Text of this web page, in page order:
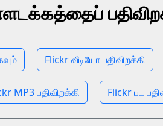
Flickr வீடியோ பதிவிறக்கி
MP3 பதிவிறக்கி Flickr பட